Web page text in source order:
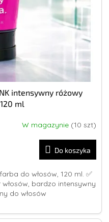
intensywny różowy
ml
W magazynie (10 szt)
Do koszyka
do włosów, 120 ml. ✅
bardzo intensywny
do włosów